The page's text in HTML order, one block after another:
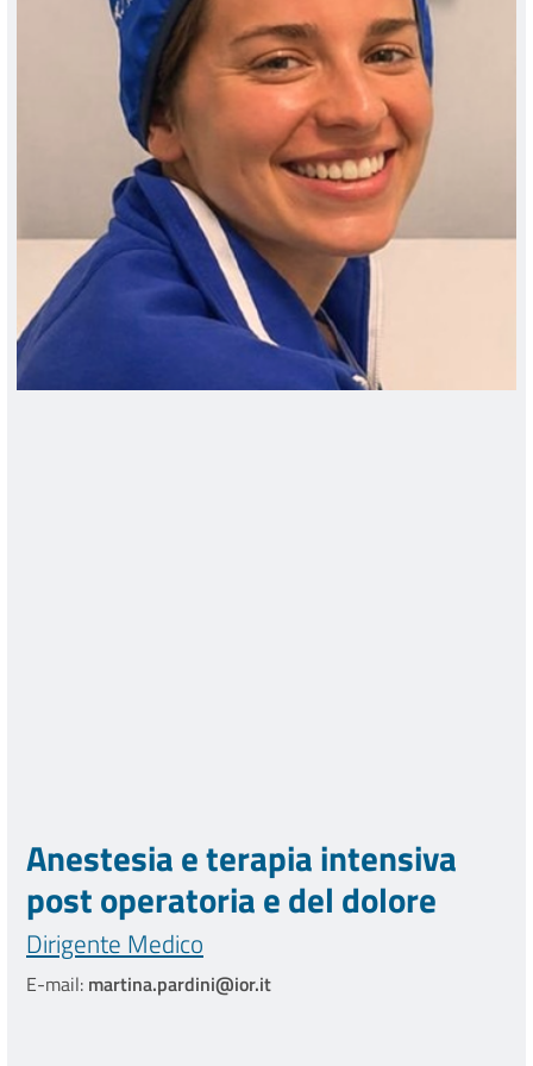
Anestesia e terapia intensiva
post operatoria e del dolore
Dirigente Medico
E-mail: martina.pardini@ior.it